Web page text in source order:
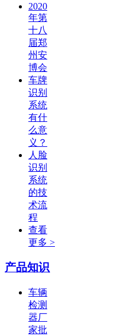
2020
年第
十八
届郑
州安
博会
车牌
识别
系统
有什
么意
义？
人脸
识别
系统
的技
术流
程
查看
更多 >
产品知识
车辆
检测
器厂
家批